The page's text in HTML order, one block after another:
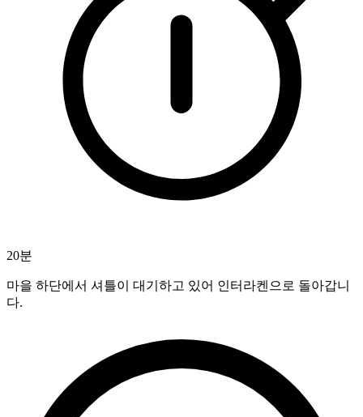
20분
마을 하단에서 셔틀이 대기하고 있어 인터라켄으로 돌아갑니
다.